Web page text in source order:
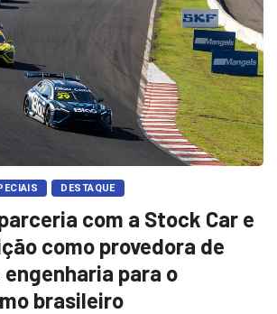
DESTAQUE
com a Stock Car e
como provedora de
para o
brasileiro